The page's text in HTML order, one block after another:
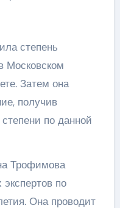
степень
Московском
Затем она
получив
по данной
Трофимова
по
Она проводит